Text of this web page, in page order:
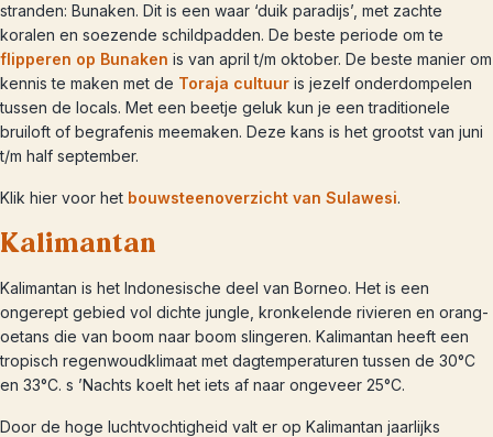
stranden: Bunaken. Dit is een waar ‘duik paradijs’, met zachte
koralen en soezende schildpadden. De beste periode om te
flipperen op Bunaken is van april t/m oktober. De beste manier om
kennis te maken met de Toraja cultuur is jezelf onderdompelen
tussen de locals. Met een beetje geluk kun je een traditionele
bruiloft of begrafenis meemaken. Deze kans is het grootst van juni
t/m half september.
Klik hier voor het bouwsteenoverzicht van Sulawesi.
Kalimantan
Kalimantan is het Indonesische deel van Borneo. Het is een
ongerept gebied vol dichte jungle, kronkelende rivieren en orang-
oetans die van boom naar boom slingeren. Kalimantan heeft een
tropisch regenwoudklimaat met dagtemperaturen tussen de 30°C
en 33°C. s ’Nachts koelt het iets af naar ongeveer 25°C.
Door de hoge luchtvochtigheid valt er op Kalimantan jaarlijks